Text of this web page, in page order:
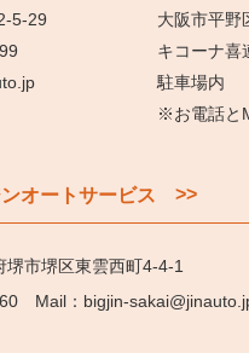
5-29
大阪市平野
キコーナ喜
駐車場内
※お電話と
オートサービス >>
市堺区東雲西町4-4-1
bigjin-